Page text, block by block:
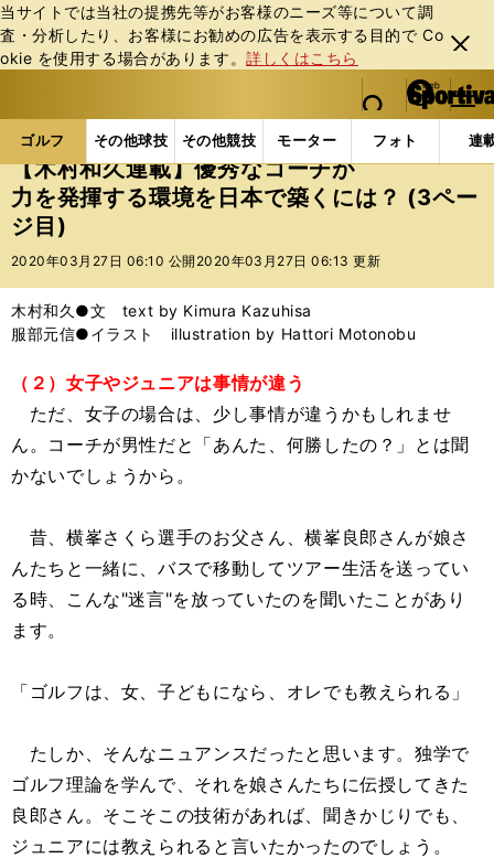
当サイトでは当社の提携先等がお客様のニーズ等について調
査・分析したり、お客様にお勧めの広告を表⽰する⽬的で Co
okie を使⽤する場合があります。詳しくはこちら
閉じ
る
web Sportiva (webスポルティーバ)
検索
マイペ
ー
ジ
メニュ
ゴルフ その他球技 その他競技 モーター フォト 連
ス
ポ
ル
テ
ー
バ
ゴルフの記事一覧 ゴルフ その他 【木村和久連
【木村和久連載】優秀なコーチが
力を発揮する環境を日本で築くには？ (3ペー
ジ目)
2020年03月27日 06:10 公開 2020年03月27日 06:13 更新
木村和久●文 text by Kimura Kazuhisa
服部元信●イラスト illustration by Hattori Motonobu
（２）女子やジュニアは事情が違う
ただ、女子の場合は、少し事情が違うかもしれませ
ん。コーチが男性だと「あんた、何勝したの？」とは聞
かないでしょうから。
昔、横峯さくら選手のお父さん、横峯良郎さんが娘さ
んたちと一緒に、バスで移動してツアー生活を送ってい
る時、こんな"迷言"を放っていたのを聞いたことがあり
ます。
「ゴルフは、女、子どもになら、オレでも教えられる」
たしか、そんなニュアンスだったと思います。独学で
ゴルフ理論を学んで、それを娘さんたちに伝授してきた
良郎さん。そこそこの技術があれば、聞きかじりでも、
ジュニアには教えられると言いたかったのでしょう。